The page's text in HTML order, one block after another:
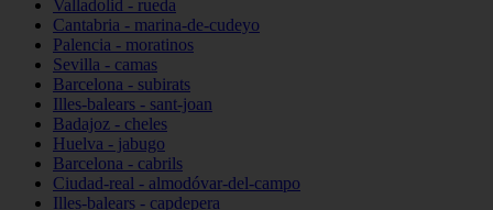
Valladolid - rueda
Cantabria - marina-de-cudeyo
Palencia - moratinos
Sevilla - camas
Barcelona - subirats
Illes-balears - sant-joan
Badajoz - cheles
Huelva - jabugo
Barcelona - cabrils
Ciudad-real - almodóvar-del-campo
Illes-balears - capdepera